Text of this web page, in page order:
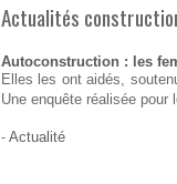
Actualités
Autoconstruction : les
Elles les ont aidés,
Une enquête réalisée pour
- Actualité